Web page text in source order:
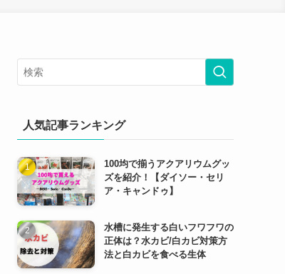
人気記事ランキング
100均で揃うアクアリウムグッ
ズを紹介！【ダイソー・セリ
ア・キャンドゥ】
水槽に発生する白いフワフワの
正体は？水カビ/白カビ対策方
法と白カビを食べる生体